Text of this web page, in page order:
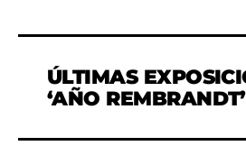
ÚLTIMAS
‘AÑO REMBRANDT’